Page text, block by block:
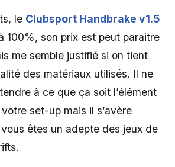
le Clubsport Handbrake v1.5
100%, son prix est peut paraitre
me semble justifié si on tient
des matériaux utilisés. Il ne
à ce que ça soit l’élément
set-up mais il s’avère
êtes un adepte des jeux de